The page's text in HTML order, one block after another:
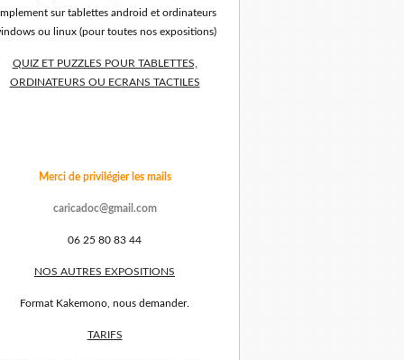
sur tablettes android et ordinateurs
ou linux (pour toutes nos expositions)
QUIZ ET PUZZLES POUR TABLETTES,
ORDINATEURS OU ECRANS TACTILES
Merci de privilégier les mails
caricadoc@gmail.com
06 25 80 83 44
NOS AUTRES EXPOSITIONS
Format Kakemono, nous demander.
TARIFS